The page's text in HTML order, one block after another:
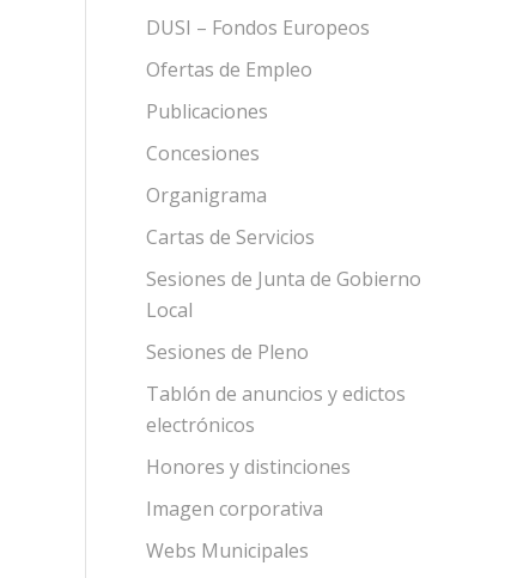
DUSI – Fondos Europeos
Ofertas de Empleo
Publicaciones
Concesiones
Organigrama
Cartas de Servicios
Sesiones de Junta de Gobierno
Local
Sesiones de Pleno
Tablón de anuncios y edictos
electrónicos
Honores y distinciones
Imagen corporativa
Webs Municipales